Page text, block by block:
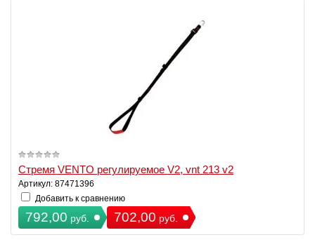
Стремя VENTO регулируемое V2, vnt 213 v2
Артикул: 87471396
Добавить к сравнению
792,00 руб. 702,00 руб.